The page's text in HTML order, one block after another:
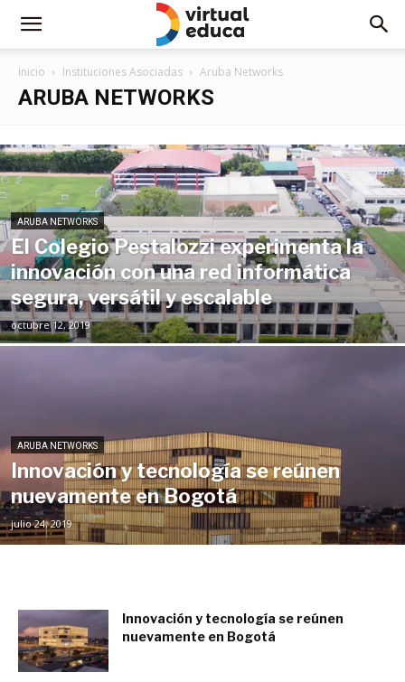
Inicio Instituciones Asociadas Aruba Networks
ARUBA NETWORKS
ARUBA NETWORKS
El Colegio Pestalozzi experimenta la
innovación con una red informática
segura, versátil y escalable
octubre 12, 2019
ARUBA NETWORKS
Innovación y tecnología se reúnen
nuevamente en Bogotá
julio 24, 2019
Innovación y tecnología se reúnen
nuevamente en Bogotá